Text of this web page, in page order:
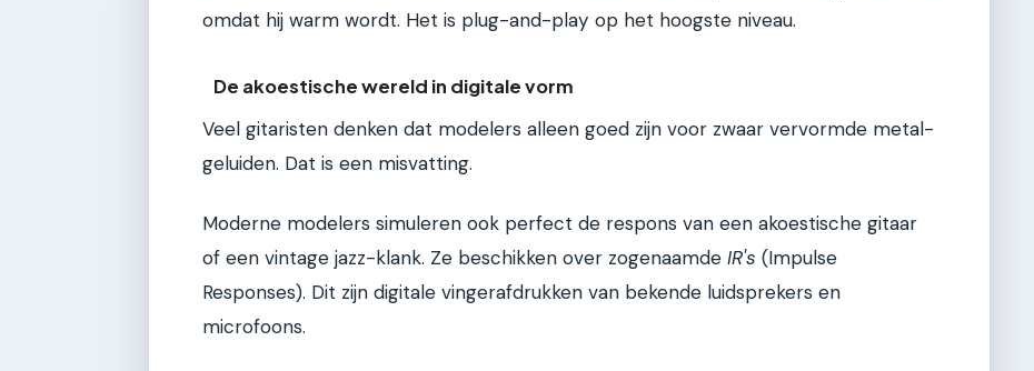
omdat hij warm wordt. Het is plug-and-play op het hoogste niveau.
De akoestische wereld in digitale vorm
Veel gitaristen denken dat modelers alleen goed zijn voor zwaar vervormde metal-
geluiden. Dat is een misvatting.
Moderne modelers simuleren ook perfect de respons van een akoestische gitaar
of een vintage jazz-klank. Ze beschikken over zogenaamde IR's (Impulse
Responses). Dit zijn digitale vingerafdrukken van bekende luidsprekers en
microfoons.